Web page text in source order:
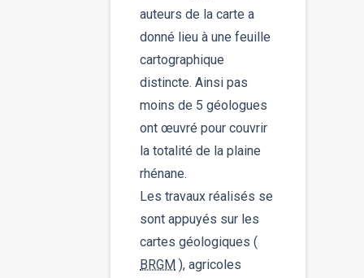
auteurs de la carte a
donné lieu à une feuille
cartographique
distincte. Ainsi pas
moins de 5 géologues
ont œuvré pour couvrir
la totalité de la plaine
rhénane.
Les travaux réalisés se
sont appuyés sur les
cartes géologiques (
BRGM ), agricoles